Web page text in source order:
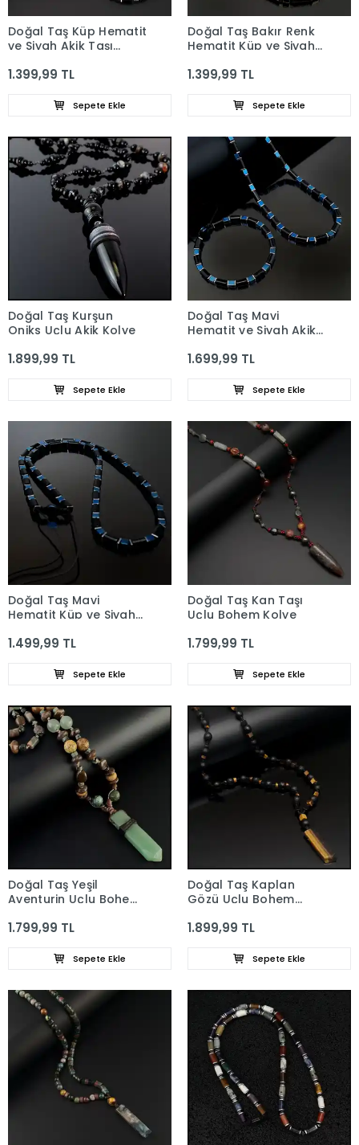
Doğal Taş Küp Hematit
ve Siyah Akik Taşı
1.399,99 TL
Sepete Ekle
Doğal Taş Bakır Renk
Hematit Küp ve Siyah
1.399,99 TL
Sepete Ekle
Doğal Taş Kurşun
Oniks Uçlu Akik Kolye
1.899,99 TL
Sepete Ekle
Doğal Taş Mavi
Hematit ve Siyah Akik
1.699,99 TL
Sepete Ekle
Doğal Taş Mavi
Hematit Küp ve Siyah
1.499,99 TL
Sepete Ekle
Doğal Taş Kan Taşı
Uçlu Bohem Kolye
1.799,99 TL
Sepete Ekle
Doğal Taş Yeşil
Aventurin Uçlu Bohem
1.799,99 TL
Sepete Ekle
Doğal Taş Kaplan
Gözü Uçlu Bohem
1.899,99 TL
Sepete Ekle